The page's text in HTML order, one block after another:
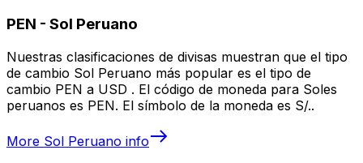
PEN - Sol Peruano
Nuestras clasificaciones de divisas muestran que el tipo
de cambio Sol Peruano más popular es el tipo de
cambio PEN a USD . El código de moneda para Soles
peruanos es PEN. El símbolo de la moneda es S/..
More Sol Peruano info